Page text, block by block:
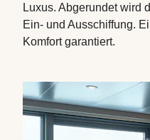
Luxus. Abgerundet wird
Ein- und Ausschiffung.
Komfort garantiert.